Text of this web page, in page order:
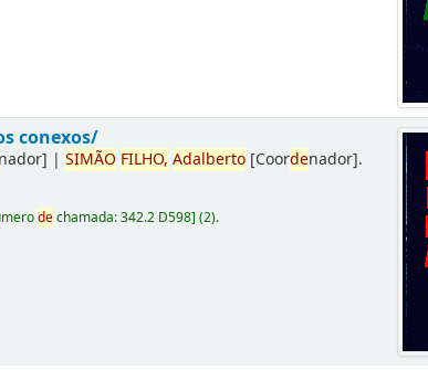
conexos/
nador] |SIMÃO FILHO, Adalberto [Coordenador].
dechamada:342.2 D598](2).